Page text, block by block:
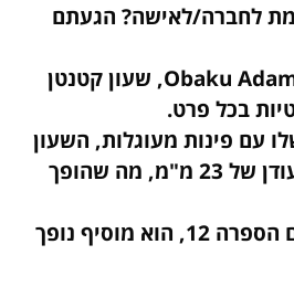
לחברה/לאישה? הגעתם
הכירו את ה-Obaku Adamas Steel, שעון קטנטן
בכל פרט.
עם פינות מעוגלות, השעון
הזה מתהדר ברוחב מעודן של 23 מ"מ, מה שהופך
מעוטר ביהלום במיקום הספרה 12, הוא מוסיף נופך